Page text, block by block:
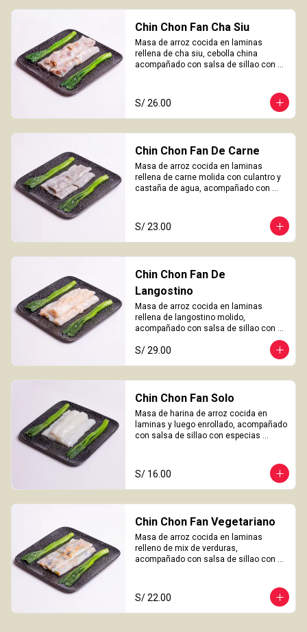
Chin Chon Fan Cha Siu
Masa de arroz cocida en laminas
rellena de cha siu, cebolla china
acompañado con salsa de sillao con
S/ 26.00
Chin Chon Fan De Carne
Masa de arroz cocida en laminas
rellena de carne molida con culantro y
castaña de agua, acompañado con
3 Unidades
S/ 23.00
Chin Chon Fan De
Langostino
Masa de arroz cocida en laminas
rellena de langostino molido,
acompañado con salsa de sillao con
3 Unidades
S/ 29.00
Chin Chon Fan Solo
Masa de harina de arroz cocida en
laminas y luego enrollado, acompañado
con salsa de sillao con especias
S/ 16.00
Chin Chon Fan Vegetariano
Masa de arroz cocida en laminas
relleno de mix de verduras,
acompañado con salsa de sillao con
S/ 22.00